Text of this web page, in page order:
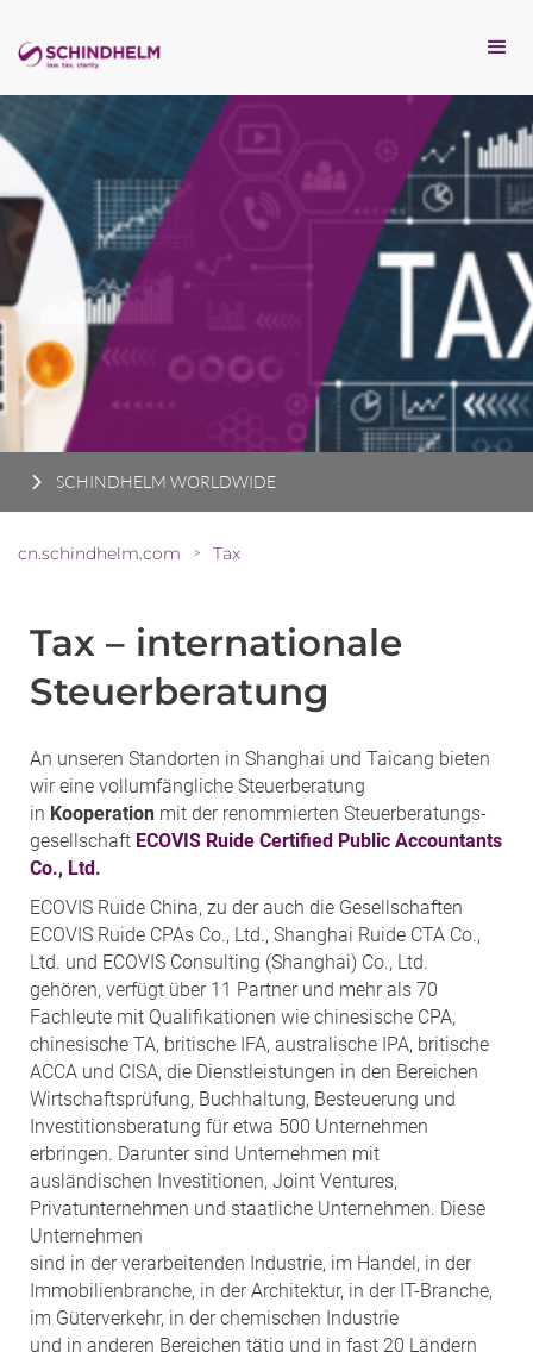
SCHINDHELM WORLDWIDE
cn.schindhelm.com > Tax
Tax – internationale
Steuerberatung
An unseren Standorten in Shanghai und Taicang bieten
wir eine vollumfängliche Steuerberatung
in Kooperation mit der renommierten Steuerberatungs-
gesellschaft ECOVIS Ruide Certified Public Accountants
Co., Ltd.
ECOVIS Ruide China, zu der auch die Gesellschaften
ECOVIS Ruide CPAs Co., Ltd., Shanghai Ruide CTA Co.,
Ltd. und ECOVIS Consulting (Shanghai) Co., Ltd.
gehören, verfügt über 11 Partner und mehr als 70
Fachleute mit Qualifikationen wie chinesische CPA,
chinesische TA, britische IFA, australische IPA, britische
ACCA und CISA, die Dienstleistungen in den Bereichen
Wirtschaftsprüfung, Buchhaltung, Besteuerung und
Investitionsberatung für etwa 500 Unternehmen
erbringen. Darunter sind Unternehmen mit
ausländischen Investitionen, Joint Ventures,
Privatunternehmen und staatliche Unternehmen. Diese
Unternehmen
sind in der verarbeitenden Industrie, im Handel, in der
Immobilienbranche, in der Architektur, in der IT-Branche,
im Güterverkehr, in der chemischen Industrie
und in anderen Bereichen tätig und in fast 20 Ländern